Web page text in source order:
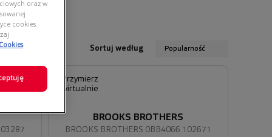
Sortuj według Popularność
Przymierz
wirtualnie
BROOKS BROTHERS 0BB4066 102671
BROOKS BROTHERS
oraz w
cookies.